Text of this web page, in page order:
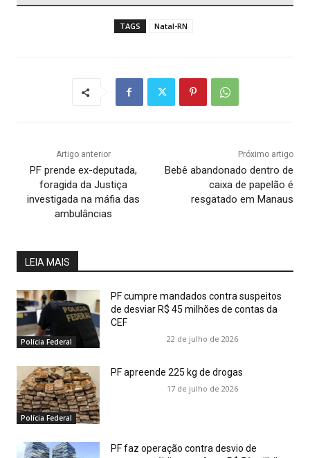
TAGS Natal-RN
Artigo anterior
PF prende ex-deputada,
foragida da Justiça
investigada na máfia das
ambulâncias
Próximo artigo
Bebê abandonado dentro de
caixa de papelão é
resgatado em Manaus
LEIA MAIS
Polícia Federal
PF cumpre mandados contra suspeitos
de desviar R$ 45 milhões de contas da
CEF
22 de julho de 2026
Polícia Federal
PF apreende 225 kg de drogas
17 de julho de 2026
PF faz operação contra desvio de